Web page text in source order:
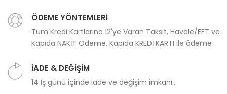
ÖDEME YÖNTEMLERİ
Tüm Kredi Kartlarına 12'ye Varan Taksit, Havale/EFT ve
Kapıda NAKİT Ödeme, Kapıda KREDİ KARTI ile ödeme
İADE & DEĞİŞİM
14 İş günü içinde iade ve değişim imkanı...